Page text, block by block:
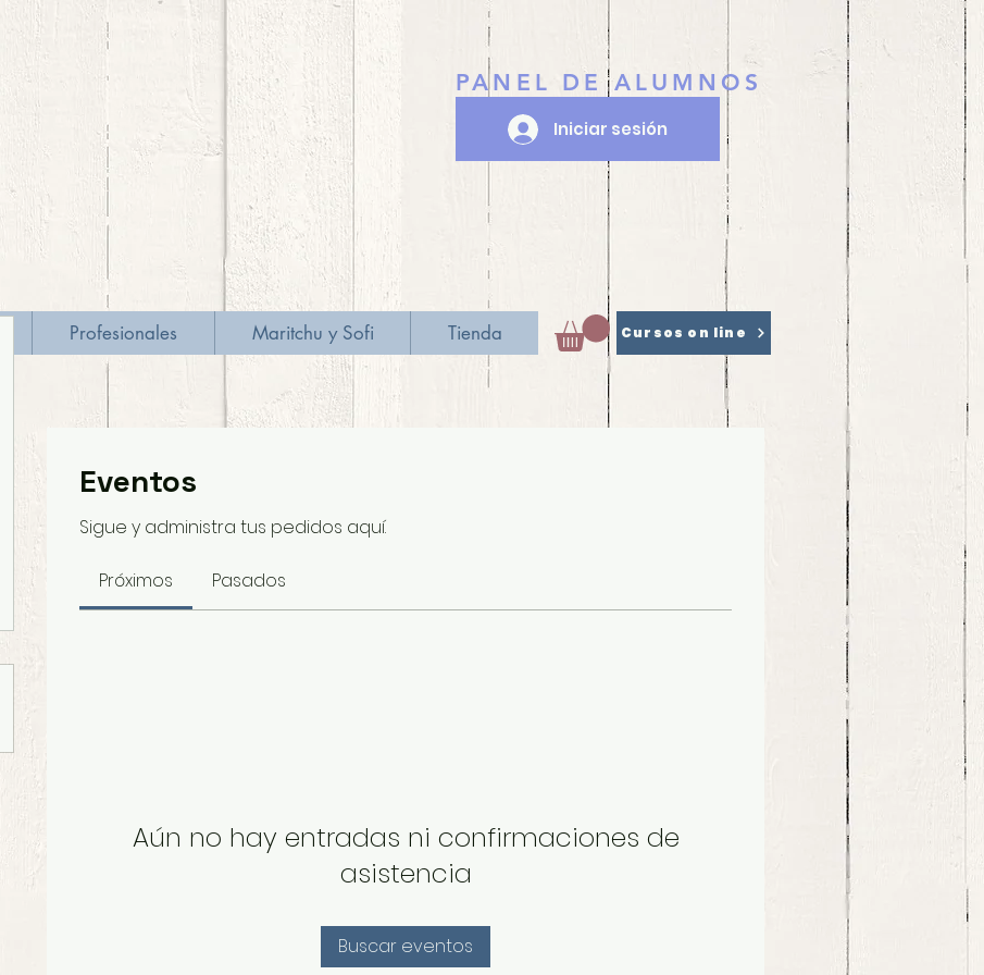
Iniciar sesión
PANEL DE ALUMNOS
Profesionales Maritchu y Sofi Tienda Cursos on line
Eventos
Sigue y administra tus pedidos aquí.
Próximos Pasados
Aún no hay entradas ni confirmaciones de
asistencia
Buscar eventos